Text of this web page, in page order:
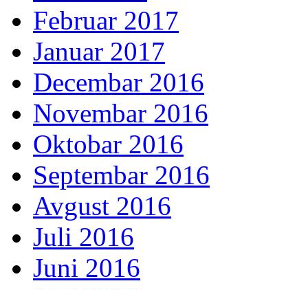
Februar 2017
Januar 2017
Decembar 2016
Novembar 2016
Oktobar 2016
Septembar 2016
Avgust 2016
Juli 2016
Juni 2016